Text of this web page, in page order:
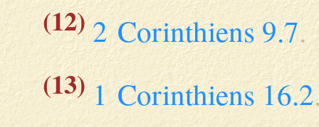
(12)2 Corinthiens 9.7.
(13)1 Corinthiens 16.2